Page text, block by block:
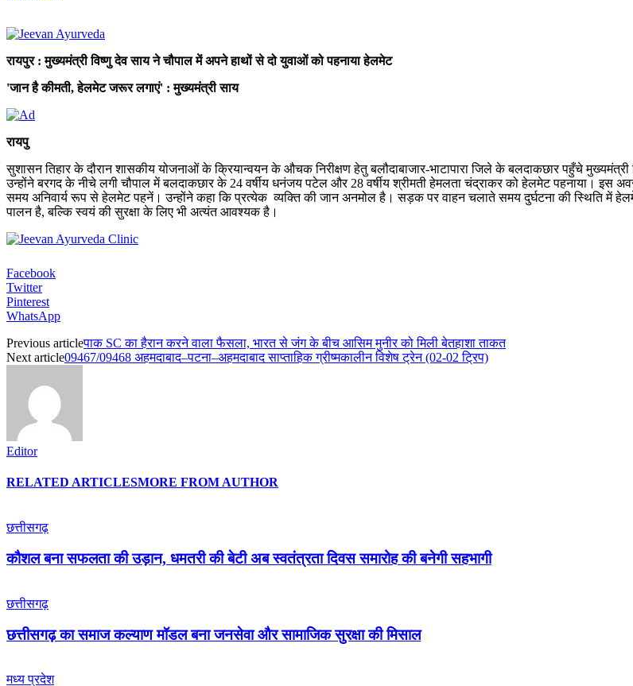
रायपुर : मुख्यमंत्री विष्णु देव साय ने चौपाल में अपने हाथों से दो युवाओं को पहनाया हेलमेट
'जान है कीमती, हेलमेट जरूर लगाएं' : मुख्यमंत्री साय
रायपु
सुशासन तिहार के दौरान शासकीय योजनाओं के क्रियान्वयन के औचक निरीक्षण हेतु बलौदाबाजार-भाटापारा जिले के बलदाकछार पहुँचे
उन्होंने बरगद के नीचे लगी चौपाल में बलदाकछार के 24 वर्षीय धनंजय पटेल और 28 वर्षीय श्रीमती हेमलता चंद्राकर को हेलमेट पहनाया। इस
समय अनिवार्य रूप से हेलमेट पहनें। उन्होंने कहा कि प्रत्येक व्यक्ति की जान अनमोल है। सड़क पर वाहन चलाते समय दुर्घटना की स्थिति में
पालन है, बल्कि स्वयं की सुरक्षा के लिए भी अत्यंत आवश्यक है।
Facebook
Twitter
Pinterest
WhatsApp
Previous articleपाक SC का हैरान करने वाला फैसला, भारत से जंग के बीच आसिम मुनीर को मिली बेतहाशा ताकत
Next article09467/09468 अहमदाबाद–पटना–अहमदाबाद साप्ताहिक ग्रीष्मकालीन विशेष ट्रेन (02-02 ट्रिप)
Editor
RELATED ARTICLESMORE FROM AUTHOR
छत्तीसगढ़
कौशल बना सफलता की उड़ान, धमतरी की बेटी अब स्वतंत्रता दिवस समारोह की बनेगी सहभागी
छत्तीसगढ़
छत्तीसगढ़ का समाज कल्याण मॉडल बना जनसेवा और सामाजिक सुरक्षा की मिसाल
मध्य प्रदेश